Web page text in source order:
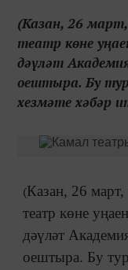
(Казан, 26
театр көне
дәүләт
оештыра. Бу
хезмәте хәбәр
(Казан, 26
театр көне
дәүләт
оештыра. Бу